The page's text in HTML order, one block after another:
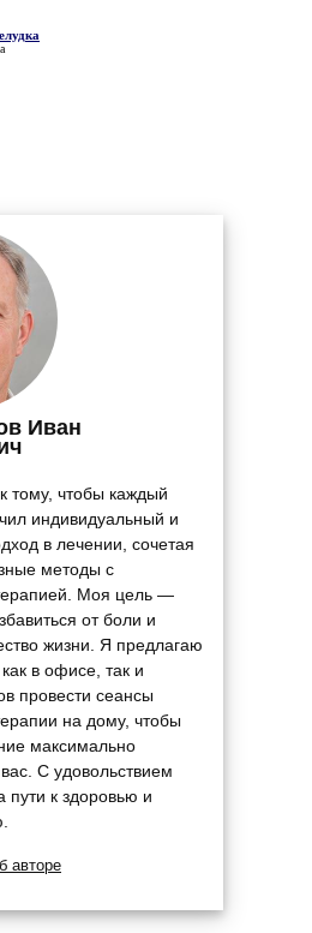
Иван
тому, чтобы каждый
индивидуальный и
в лечении, сочетая
методы с
Моя цель —
от боли и
жизни. Я предлагаю
в офисе, так и
провести сеансы
на дому, чтобы
максимально
С удовольствием
пути к здоровью и
авторе